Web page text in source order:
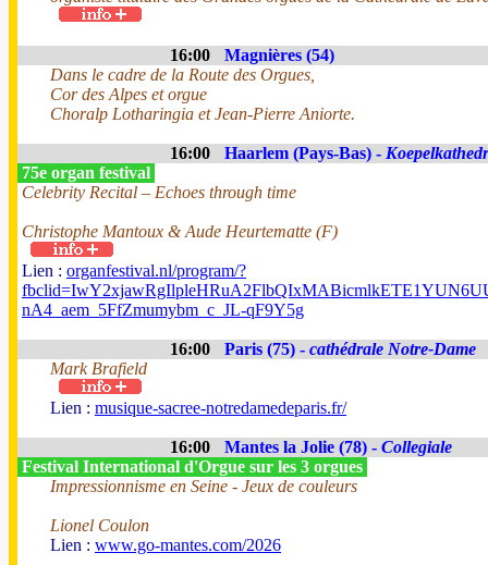
16:00
Magnières (54)
Dans le cadre de la Route des Orgues,
Cor des Alpes et orgue
Choralp Lotharingia et Jean-Pierre Aniorte.
16:00 Haarlem (Pays-Bas) -
75e organ festival
Celebrity Recital – Echoes through time
Christophe Mantoux & Aude Heurtematte (F)
Lien : organfestival.nl/program/?
nA4_aem_5FfZmumybm_c_JL-qF9Y5g
16:00 Paris (75) - cathédrale Notre-Dame
Mark Brafield
Lien : musique-sacree-notredamedeparis.fr/
16:00 Mantes la Jolie (78) - Collegiale
Festival International d'Orgue sur les 3 orgues
Impressionnisme en Seine - Jeux de couleurs
Lionel Coulon
Lien : www.go-mantes.com/2026